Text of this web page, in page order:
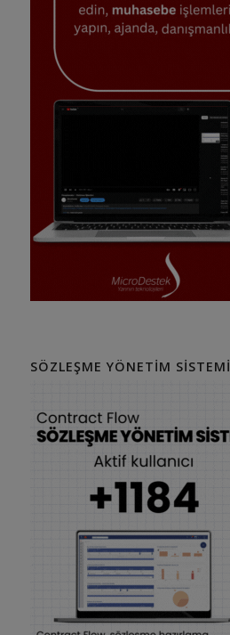
SÖZLEŞME YÖNETIM SISTEMI